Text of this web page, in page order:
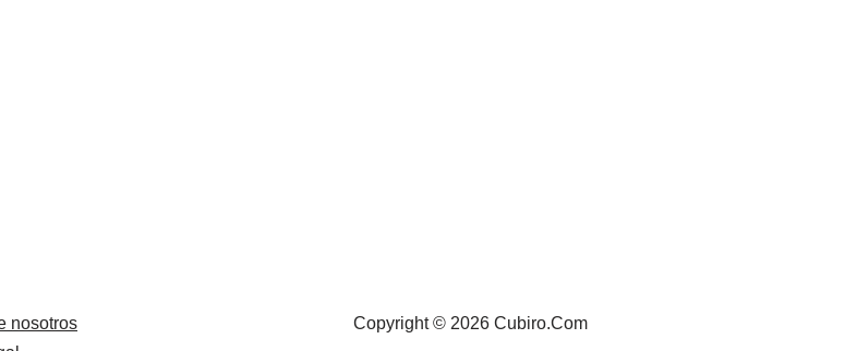
nosotros
Copyright © 2026 Cubiro.Com